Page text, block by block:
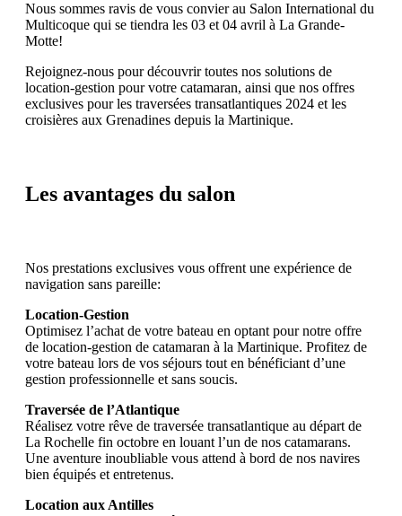
Nous sommes ravis de vous convier au Salon International du
Multicoque qui se tiendra les 03 et 04 avril à La Grande-
Motte!
Rejoignez-nous pour découvrir toutes nos solutions de
location-gestion pour votre catamaran, ainsi que nos offres
exclusives pour les traversées transatlantiques 2024 et les
croisières aux Grenadines depuis la Martinique.
Les avantages du salon
Nos prestations exclusives vous offrent une expérience de
navigation sans pareille:
Location-Gestion
Optimisez l’achat de votre bateau en optant pour notre offre
de location-gestion de catamaran à la Martinique. Profitez de
votre bateau lors de vos séjours tout en bénéficiant d’une
gestion professionnelle et sans soucis.
Traversée de l’Atlantique
Réalisez votre rêve de traversée transatlantique au départ de
La Rochelle fin octobre en louant l’un de nos catamarans.
Une aventure inoubliable vous attend à bord de nos navires
bien équipés et entretenus.
Location aux Antilles